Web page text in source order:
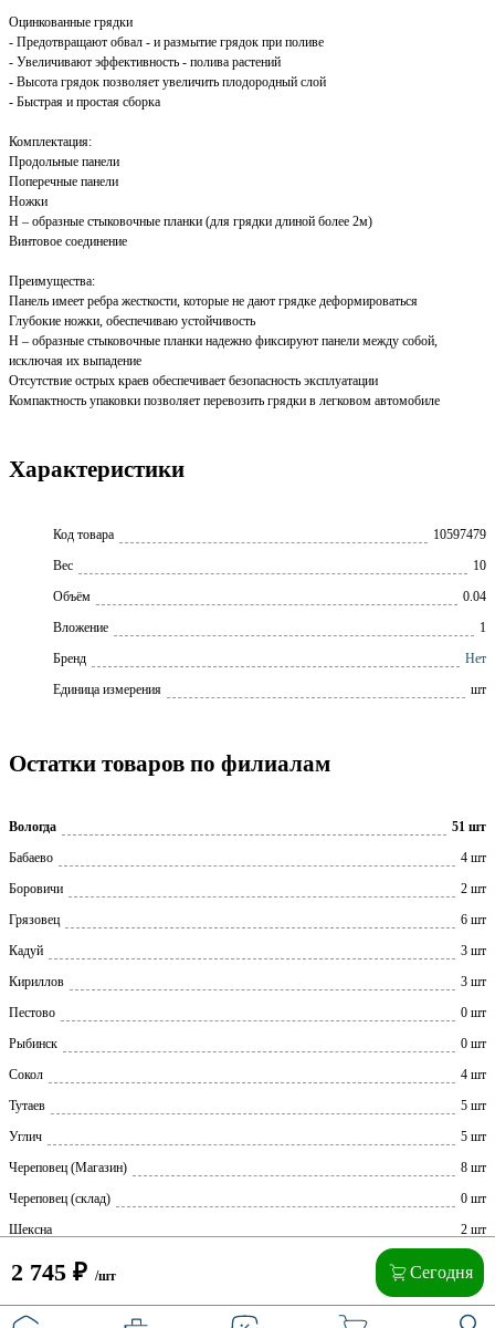
Оцинкованные грядки
- Предотвращают обвал - и размытие грядок при поливе
- Увеличивают эффективность - полива растений
- Высота грядок позволяет увеличить плодородный слой
- Быстрая и простая сборка
Комплектация:
Продольные панели
Поперечные панели
Ножки
H – образные стыковочные планки (для грядки длиной более 2м)
Винтовое соединение
Преимущества:
Панель имеет ребра жесткости, которые не дают грядке деформироваться
Глубокие ножки, обеспечиваю устойчивость
H – образные стыковочные планки надежно фиксируют панели между собой,
исключая их выпадение
Отсутствие острых краев обеспечивает безопасность эксплуатации
Компактность упаковки позволяет перевозить грядки в легковом автомобиле
Характеристики
Код товара
10597479
Вес
10
Объём
0.04
Вложение
1
Бренд
Нет
Единица измерения
шт
Остатки товаров по филиалам
Вологда
51 шт
Бабаево
4 шт
Боровичи
2 шт
Грязовец
6 шт
Кадуй
3 шт
Кириллов
3 шт
Пестово
0 шт
Рыбинск
0 шт
Сокол
4 шт
Тутаев
5 шт
Углич
5 шт
Череповец (Магазин)
8 шт
Череповец (склад)
0 шт
Шексна
2 шт
2 745 ₽ /шт Сегодня